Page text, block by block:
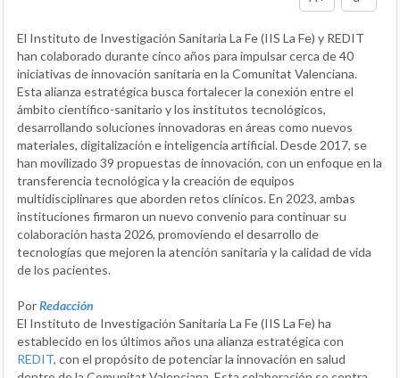
El Instituto de Investigación Sanitaria La Fe (IIS La Fe) y REDIT
han colaborado durante cinco años para impulsar cerca de 40
iniciativas de innovación sanitaria en la Comunitat Valenciana.
Esta alianza estratégica busca fortalecer la conexión entre el
ámbito científico-sanitario y los institutos tecnológicos,
desarrollando soluciones innovadoras en áreas como nuevos
materiales, digitalización e inteligencia artificial. Desde 2017, se
han movilizado 39 propuestas de innovación, con un enfoque en la
transferencia tecnológica y la creación de equipos
multidisciplinares que aborden retos clínicos. En 2023, ambas
instituciones firmaron un nuevo convenio para continuar su
colaboración hasta 2026, promoviendo el desarrollo de
tecnologías que mejoren la atención sanitaria y la calidad de vida
de los pacientes.
PorRedacción
El Instituto de Investigación Sanitaria La Fe (IIS La Fe) ha
establecido en los últimos años una alianza estratégica con
REDIT, con el propósito de potenciar la innovación en salud